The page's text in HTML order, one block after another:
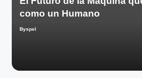
como un Humano
Publicado
Byspel